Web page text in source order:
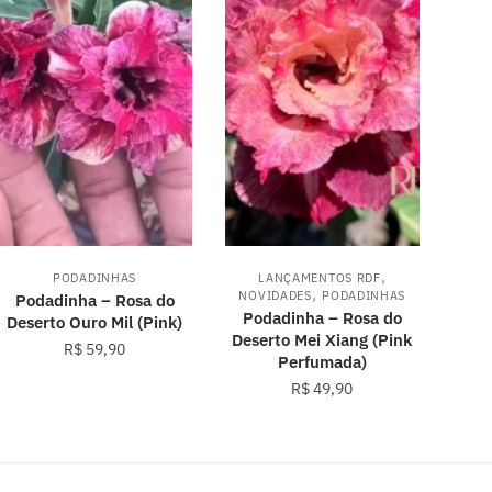
PODADINHAS
Podadinha – Rosa do
Deserto Ouro Mil (Pink)
R$ 59,90
LANÇAMENTOS RDF,
NOVIDADES, PODADINHAS
Podadinha – Rosa do
Deserto Mei Xiang (Pink
Perfumada)
R$49,90